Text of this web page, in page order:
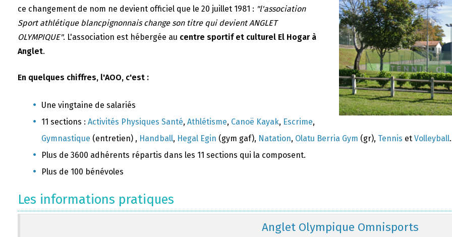
ce changement de nom ne devient officiel que le 20 juillet 1981 : "l'association
Sport athlétique blancpignonnais change son titre qui devient ANGLET
OLYMPIQUE". L'association est hébergée au centre sportif et culturel El Hogar à
Anglet.
En quelques chiffres, l'AOO, c'est :
Une vingtaine de salariés
11 sections : Activités Physiques Santé, Athlétisme, Canoë Kayak, Escrime,
Gymnastique (entretien) , Handball, Hegal Egin (gym gaf), Natation, Olatu Berria Gym (gr), Tennis et Volleyball.
Plus de 3600 adhérents répartis dans les 11 sections qui la composent.
Plus de 100 bénévoles
Les informations pratiques
Anglet Olympique Omnisports